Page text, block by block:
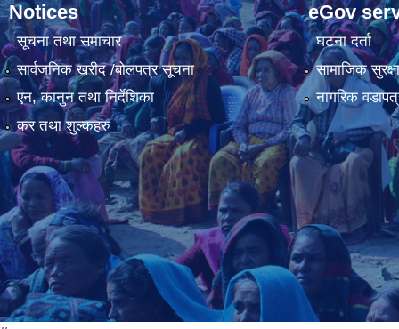
Notices
सूचना तथा समाचार
सार्वजनिक खरीद /बोलपत्र सूचना
एन, कानुन तथा निर्देशिका
कर तथा शुल्कहरु
eGov
घटना दर्ता
सामाजिक सुरक्षा
नागरिक